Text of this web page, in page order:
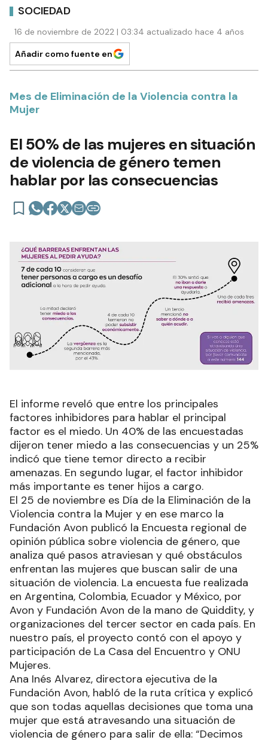
SOCIEDAD
16 de noviembre de 2022 | 03:34 actualizado hace 4 años
Añadir como fuente en
Mes de Eliminación de la Violencia contra la
Mujer
El 50% de las mujeres en situación
de violencia de género temen
hablar por las consecuencias
El informe reveló que entre los principales
factores inhibidores para hablar el principal
factor es el miedo. Un 40% de las encuestadas
dijeron tener miedo a las consecuencias y un 25%
indicó que tiene temor directo a recibir
amenazas. En segundo lugar, el factor inhibidor
más importante es tener hijos a cargo.
El 25 de noviembre es Día de la Eliminación de la
Violencia contra la Mujer y en ese marco la
Fundación Avon publicó la Encuesta regional de
opinión pública sobre violencia de género, que
analiza qué pasos atraviesan y qué obstáculos
enfrentan las mujeres que buscan salir de una
situación de violencia. La encuesta fue realizada
en Argentina, Colombia, Ecuador y México, por
Avon y Fundación Avon de la mano de Quiddity, y
organizaciones del tercer sector en cada país. En
nuestro país, el proyecto contó con el apoyo y
participación de La Casa del Encuentro y ONU
Mujeres.
Ana Inés Alvarez, directora ejecutiva de la
Fundación Avon, habló de la ruta crítica y explicó
que son todas aquellas decisiones que toma una
mujer que está atravesando una situación de
violencia de género para salir de ella: “Decimos